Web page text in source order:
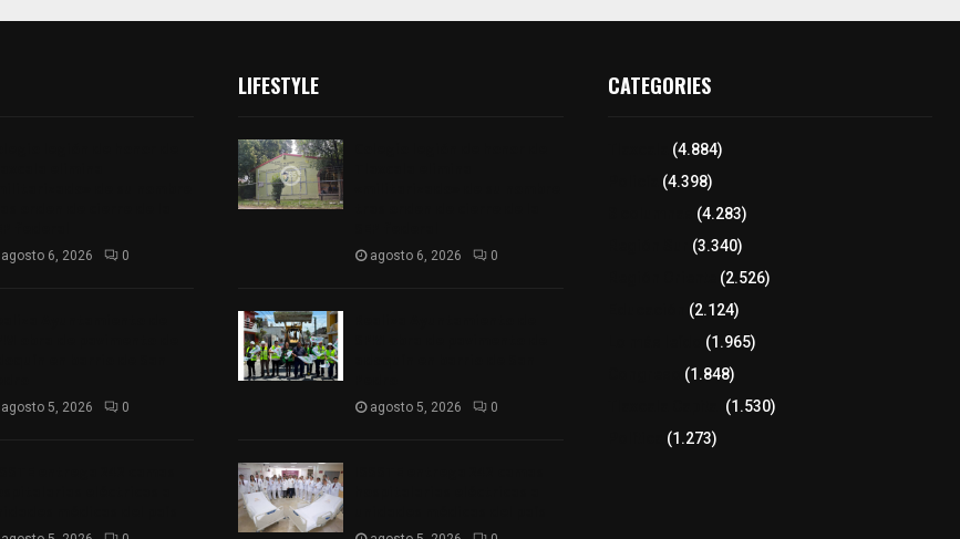
agosto 6, 2026 0
agosto 5, 2026 0
LIFESTYLE
agosto 6, 2026 0
agosto 5, 2026 0
CATEGORIES
(4.884)
(4.398)
(4.283)
(3.340)
(2.526)
(2.124)
(1.965)
(1.848)
(1.530)
(1.273)